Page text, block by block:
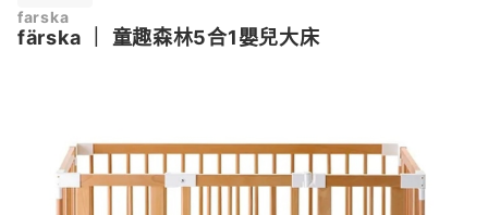
farska
färska 童趣森林5合1嬰兒大床